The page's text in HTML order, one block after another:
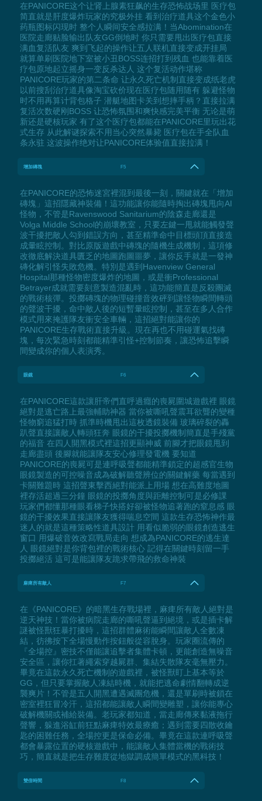
在PANICORE这个让肾上腺素狂飙的生存恐怖战场里 医疗包
简直就是肝度爆炸玩家的究极外挂 看到治疗道具这个金色小
药瓶图标闪现时 整个人瞬间安全感拉满！当Abomination在
医院走廊贴脸输出队友GG倒地时 你只需要甩出医疗包直接
满血复活队友 爽到飞起的操作让五人联机直接变成开挂局
就算单刷医院地下室被小丑BOSS连招打到残血 也能靠着医
疗包原地起立摇身一变反杀达人 这个复活动作堪称
PANICORE玩家的第二条命 让永久死亡机制直接变成纸老虎
以前搜刮治疗道具像淘宝砍价现在医疗包随用随有 躲避怪物
时不用再算计背包格子 潜艇地图卡关到想摔手柄？直接拉满
复活次数硬刚BOSS 让恐怖氛围和爽快感完美平衡 无论是萌
新还是硬核玩家 有了这个医疗包都能在PANICORE里玩出花
式生存 从此解谜探索不用当心突然暴毙 医疗包在手全队血
条永驻 这波操作绝对让PANICORE体验值直接拉满！
增加磚塊 F5
在PANICORE的恐怖迷宮裡混到最後一刻，關鍵就在「增加
磚塊」這招隱藏神裝備！這功能讓你能隨時掏出磚塊甩向AI
怪物，不管是Ravenswood Sanitarium的陰森走廊還是
Volga Middle School的崩壞教室，只要左鍵一甩就能觸發聲
波干擾把敵人勾到錯誤方向，甚至精準命中目標頭頂直接造
成暈眩控制。對比原版遊戲中磚塊的隨機生成機制，這項修
改徹底解決道具匱乏的地圖跑圖噩夢，讓你反手就是一發神
磚化解引怪失敗危機。特別是遇到Havenview General
Hospital那種怪物密度爆炸的地圖，或是衝Professional
Betrayer成就需要刻意製造混亂時，這功能簡直是反殺團滅
的戰術核彈。投擲磚塊的物理碰撞音效砰到讓怪物瞬間轉頭
的聲波干擾，命中敵人後的短暫暈眩控制，甚至在多人合作
模式用來掩護隊友衝安全車輛，這招絕對能讓你的
PANICORE生存戰術直接升級。現在再也不用碰運氣找磚
塊，每次緊急時刻都能精準引怪+控制節奏，讓恐怖追擊瞬
間變成你的個人表演秀。
眼鏡 F6
在PANICORE這款讓肝帝們直呼過癮的喪屍圍城遊戲裡 眼鏡
絕對是逃亡路上最強輔助神器 當你被嘶吼聲震耳欲聾的變種
怪物窮追猛打時 抓準時機甩出這枚透鏡裝備 玻璃碎裂的轟
趴聲直接讓敵人轉頭狂奔 眼鏡的干擾投擲機制簡直是手殘黨
的福音 在四人開黑模式裡這招更顯神威 前腳才把眼鏡甩到
走廊盡頭 後腳就能讓隊友安心修理發電機 要知道
PANICORE的喪屍可是連呼吸聲都能精準鎖定的超感官生物
眼鏡製造的可控噪音成為破解聽聲辨位的關鍵解藥 每當遇到
卡關難題時 這招聲東擊西絕對能派上用場 想在高難度地圖
裡存活超過三分鐘 眼鏡的投擲角度與距離控制可是必修課
玩家們都懂那種眼看梯子快搭好卻被怪物追著跑的窒息感 眼
鏡的干擾效果直接讓隊友獲得喘息空間 這款生存恐怖神作最
迷人的就是這種策略性道具設計 用看似脆弱的眼鏡創造逃生
窗口 用爆破音效改寫戰局走向 想成為PANICORE的逃生達
人 眼鏡絕對是你背包裡的戰術核心 記得在關鍵時刻留一手
投擲絕活 這可是能讓隊友跪求帶飛的救命神裝
麻痺所有敵人 F7
在《PANICORE》的暗黑生存戰場裡，麻痺所有敵人絕對是
逆天神技！當你被病院走廊的嘶吼聲逼到絕境，或是插卡解
謎被怪獸狂暴打擾時，這招群體麻術能瞬間讓敵人全數凍
結，彷彿按下全場慢動作按鈕般從容脫身。玩家圈流傳的
『全場控』密技不僅能讓追擊者集體卡頓，更能創造無噪音
安全區，讓你扛著繩索穿越屍群、集結失散隊友毫無壓力。
畢竟在這款永久死亡機制的遊戲裡，被怪獸盯上基本等於
GG，但只要掌握敵人凍結時機，就能把逃命劇情翻轉成逆
襲爽片！不管是五人開黑遭遇滅團危機，還是單刷時被鎖在
密室裡狂冒冷汗，這招都能讓敵人瞬間變雕塑，讓你能專心
破解機關或補給裝備。老玩家都知道，當走廊傳來黏液拖行
聲響，躲進浴缸前狂點麻痺特效最療癒；遇到需要四散收鑰
匙的困難任務，全場控更是保命必備。畢竟在這款連呼吸聲
都會暴露位置的硬核遊戲中，能讓敵人集體當機的戰術技
巧，簡直就是把生存難度從地獄調成簡單模式的黑科技！
雙倍時間 F8